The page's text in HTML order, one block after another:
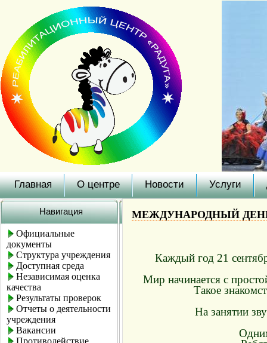
Главная О центре Новости Услуги
Навигация
Официальные
документы
Структура учреждения
Доступная среда
Независимая оценка
качества
Результаты проверок
Отчеты о деятельности
учреждения
Вакансии
Противодействие
МЕЖДУНАРОДНЫЙ
Каждый год 21
Мир начинается с
Такое
На занятии